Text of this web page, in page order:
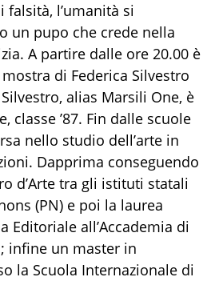
l’umanità si
un pupo che crede nella
A partire dalle ore 20.00 è
di Federica Silvestro
Silvestro, alias Marsili One, è
classe ’87. Fin dalle scuole
nello studio dell’arte in
Dapprima conseguendo
d’Arte tra gli istituti statali
(PN) e poi la laurea
Editoriale all’Accademia di
infine un master in
la Scuola Internazionale di